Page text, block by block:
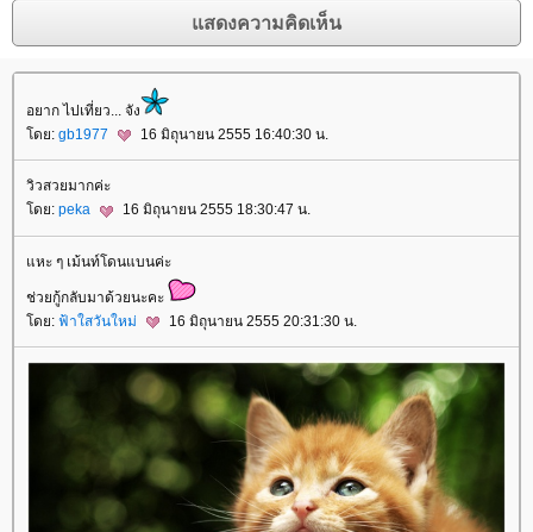
อยาก ไปเที่ยว... จัง
ดย: gb1977 16 มิถุนายน 2555 16:40:30 น.
วิวสวยมากค่ะ
ดย: peka 16 มิถุนายน 2555 18:30:47 น.
หะ ๆ เม้นท์โดนแบนค่ะ
ช่วยกู้กลับมาด้วยนะคะ
ดย: ฟ้าใสวันใหม่ 16 มิถุนายน 2555 20:31:30 น.